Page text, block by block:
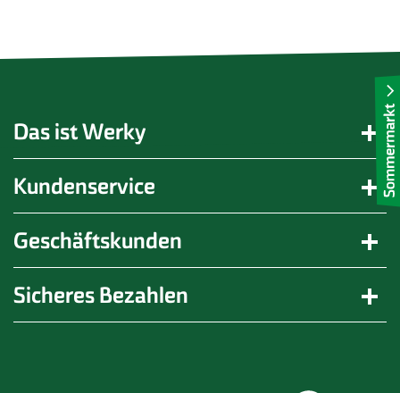
Das ist Werky
Kundenservice
Geschäftskunden
Sicheres Bezahlen